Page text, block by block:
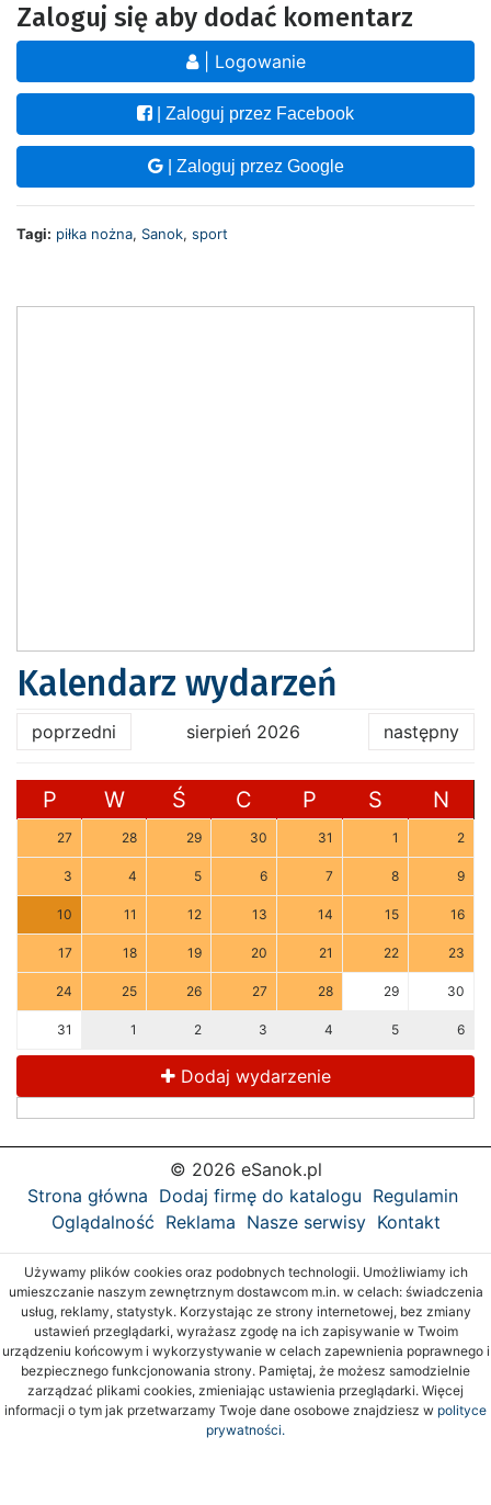
Zaloguj się aby dodać komentarz
| Logowanie
| Zaloguj przez Facebook
| Zaloguj przez Google
Tagi: piłka nożna, Sanok, sport
Kalendarz wydarzeń
poprzedni sierpień 2026 następny
P W Ś C P S N
27 28 29 30 31 1 2
3 4 5 6 7 8 9
10 11 12 13 14 15 16
17 18 19 20 21 22 23
24 25 26 27 28 29 30
31 1 2 3 4 5 6
Dodaj wydarzenie
© 2026 eSanok.pl
Strona główna Dodaj firmę do katalogu Regulamin
Oglądalność Reklama Nasze serwisy Kontakt
Używamy plików cookies oraz podobnych technologii. Umożliwiamy ich
umieszczanie naszym zewnętrznym dostawcom m.in. w celach: świadczenia
usług, reklamy, statystyk. Korzystając ze strony internetowej, bez zmiany
ustawień przeglądarki, wyrażasz zgodę na ich zapisywanie w Twoim
urządzeniu końcowym i wykorzystywanie w celach zapewnienia poprawnego i
bezpiecznego funkcjonowania strony. Pamiętaj, że możesz samodzielnie
zarządzać plikami cookies, zmieniając ustawienia przeglądarki. Więcej
informacji o tym jak przetwarzamy Twoje dane osobowe znajdziesz w polityce
prywatności.